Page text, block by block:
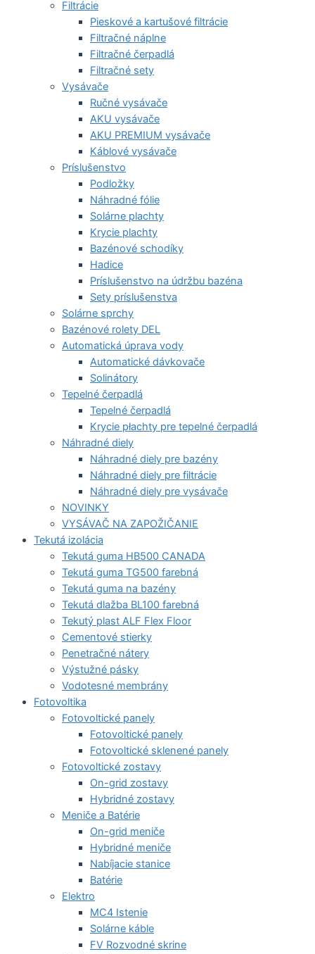
Filtrácie
Pieskové a kartušové filtrácie
Filtračné náplne
Filtračné čerpadlá
Filtračné sety
Vysávače
Ručné vysávače
AKU vysávače
AKU PREMIUM vysávače
Káblové vysávače
Príslušenstvo
Podložky
Náhradné fólie
Solárne plachty
Krycie plachty
Bazénové schodíky
Hadice
Príslušenstvo na údržbu bazéna
Sety príslušenstva
Solárne sprchy
Bazénové rolety DEL
Automatická úprava vody
Automatické dávkovače
Solinátory
Tepelné čerpadlá
Tepelné čerpadlá
Krycie płachty pre tepelné čerpadlá
Náhradné diely
Náhradné diely pre bazény
Náhradné diely pre filtrácie
Náhradné diely pre vysávače
NOVINKY
VYSÁVAČ NA ZAPOŽIČANIE
Tekutá izolácia
Tekutá guma HB500 CANADA
Tekutá guma TG500 farebná
Tekutá guma na bazény
Tekutá dlažba BL100 farebná
Tekutý plast ALF Flex Floor
Cementové stierky
Penetračné nátery
Výstužné pásky
Vodotesné membrány
Fotovoltika
Fotovoltické panely
Fotovoltické panely
Fotovoltické sklenené panely
Fotovoltické zostavy
On-grid zostavy
Hybridné zostavy
Meniče a Batérie
On-grid meniče
Hybridné meniče
Nabíjacie stanice
Batérie
Elektro
MC4 Istenie
Solárne káble
FV Rozvodné skrine